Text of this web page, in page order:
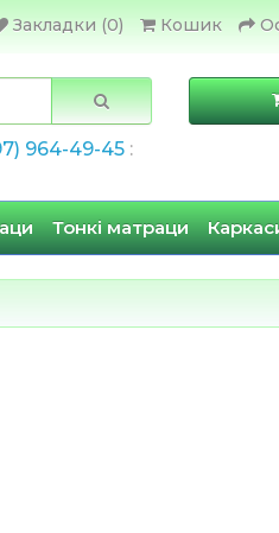
Закладки (0) Кошик
964-49-45 :
Тонкі матраци